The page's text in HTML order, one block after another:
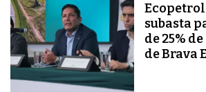
subasta
de 25%
de Brava